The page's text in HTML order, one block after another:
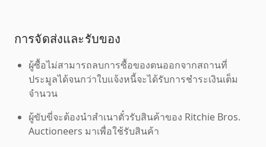
การจัดส่งและรับของ
ผู้ซื้อไม่สามารถลบการซื้อของตนออกจากสถานที่
ประมูลได้จนกว่าใบแจ้งหนี้จะได้รับการชำระเงินเต็ม
จำนวน
ผู้ขับขี่จะต้องนำสำเนาตั๋วรับสินค้าของ Ritchie Bros.
Auctioneers มาเพื่อใช้รับสินค้า